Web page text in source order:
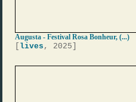
Augusta - Festival Rosa Bonheur, (...)
lives , 2025]